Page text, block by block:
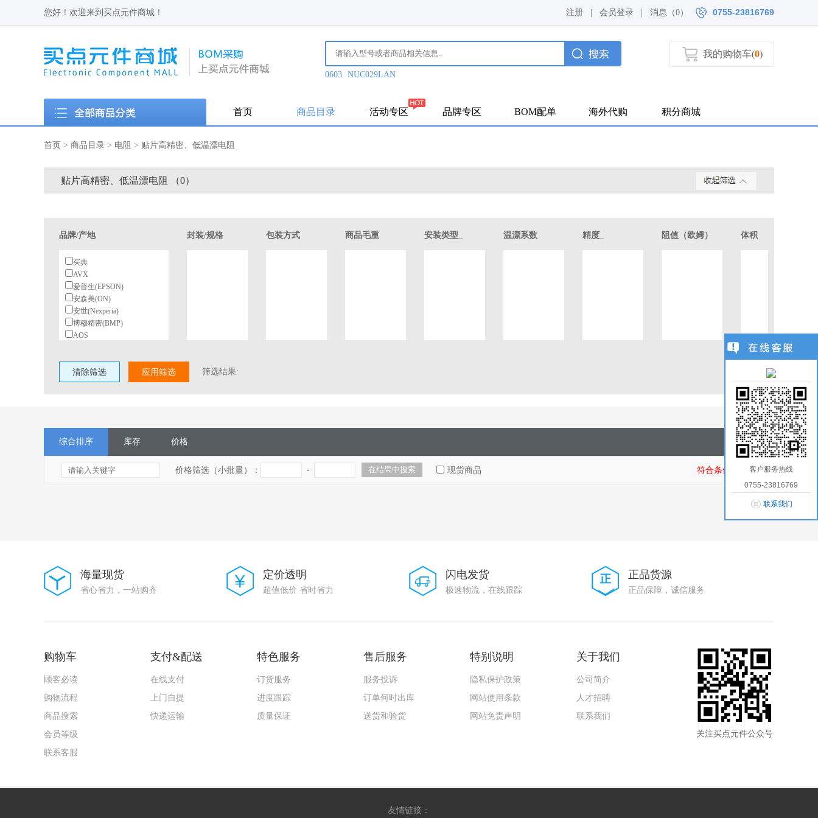
0755-23816769
注册 会员登录 消息（0）
您好！欢迎来到买点元件商城！
我的购物车(0)
0603 NUC029LAN
首页 商品目录 活动专区 品牌专区 BOM配单 海外代购 积分商城
首页 > 商品目录 > 电阻 > 贴片高精密、低温漂电阻
贴片高精密、低温漂电阻 （0）
品牌/产地 封装/规格 包装方式 商品毛重 安装类型_ 温漂系数 精度_ 阻值（欧姆） 体积
买典
AVX
爱普生(EPSON)
安森美(ON)
安世(Nexperia)
博穆精密(BMP)
AOS
BeiQi
柏恩斯(BOURNS)
博林(BL)
东高志(TOCOS)
风华
国星光电
Goertek(歌尔)
AMASS(艾迈斯)
U-BLOX(优北罗)
Chipanalog(川土微)
广州奥松
Sencoch(芯感智)
AIC(沛亨半导体)
HEROIC/嘉兴禾润电子
清除筛选 应用筛选 筛选结果:
1 /0
综合排序 库存 价格
符合条件商品：
价格筛选（小批量）： - 现货商品
海量现货
省心省力，一站购齐
定价透明
超值低价 省时省力
闪电发货
极速物流，在线跟踪
正品货源
正品保障，诚信服务
关注买点元件公众号
购物车
顾客必读
购物流程
商品搜索
会员等级
联系客服
支付&配送
在线支付
上门自提
快递运输
特色服务
订货服务
进度跟踪
质量保证
售后服务
服务投诉
订单何时出库
送货和验货
特别说明
隐私保护政策
网站使用条款
网站免责声明
关于我们
公司简介
人才招聘
联系我们
友情链接：
客户服务热线
0755-23816769
联系我们